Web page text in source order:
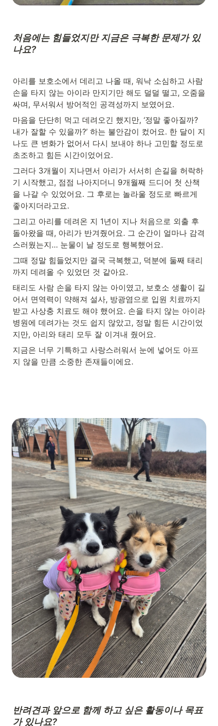
처음에는 힘들었지만 지금은 극복한 문제가 있
나요?
아리를 보호소에서 데리고 나올 때, 워낙 소심하고 사람
손을 타지 않는 아이라 만지기만 해도 덜덜 떨고, 오줌을
싸며, 무서워서 방어적인 공격성까지 보였어요.
마음을 단단히 먹고 데려오긴 했지만, ‘정말 좋아질까?
내가 잘할 수 있을까?’ 하는 불안감이 컸어요. 한 달이 지
나도 큰 변화가 없어서 다시 보내야 하나 고민할 정도로
초조하고 힘든 시간이었어요.
그러다 3개월이 지나면서 아리가 서서히 손길을 허락하
기 시작했고, 점점 나아지더니 9개월째 드디어 첫 산책
을 나갈 수 있었어요. 그 후로는 놀라울 정도로 빠르게
좋아지더라고요.
그리고 아리를 데려온 지 1년이 지나 처음으로 외출 후
돌아왔을 때, 아리가 반겨줬어요. 그 순간이 얼마나 감격
스러웠는지… 눈물이 날 정도로 행복했어요.
그때 정말 힘들었지만 결국 극복했고, 덕분에 둘째 태리
까지 데려올 수 있었던 것 같아요.
태리도 사람 손을 타지 않는 아이였고, 보호소 생활이 길
어서 면역력이 약해져 설사, 방광염으로 입원 치료까지
받고 사상충 치료도 해야 했어요. 손을 타지 않는 아이라
병원에 데려가는 것도 쉽지 않았고, 정말 힘든 시간이었
지만, 아리와 태리 모두 잘 이겨내 줬어요.
지금은 너무 기특하고 사랑스러워서 눈에 넣어도 아프
지 않을 만큼 소중한 존재들이에요.
반려견과 앞으로 함께 하고 싶은 활동이나 목표
가 있나요?